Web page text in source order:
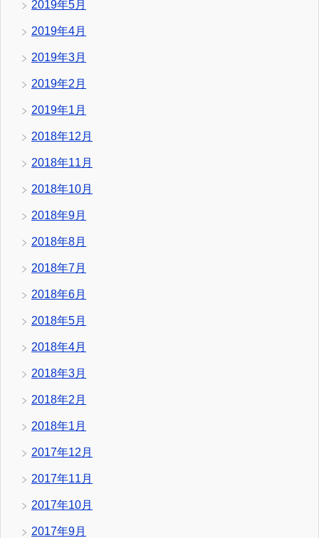
2019年5月
2019年4月
2019年3月
2019年2月
2019年1月
2018年12月
2018年11月
2018年10月
2018年9月
2018年8月
2018年7月
2018年6月
2018年5月
2018年4月
2018年3月
2018年2月
2018年1月
2017年12月
2017年11月
2017年10月
2017年9月